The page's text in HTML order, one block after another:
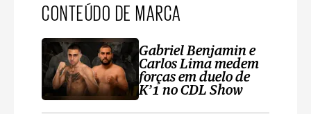
CONTEÚDO DE MARCA
Gabriel Benjamin e
Carlos Lima medem
forças em duelo de
K’1 no CDL Show